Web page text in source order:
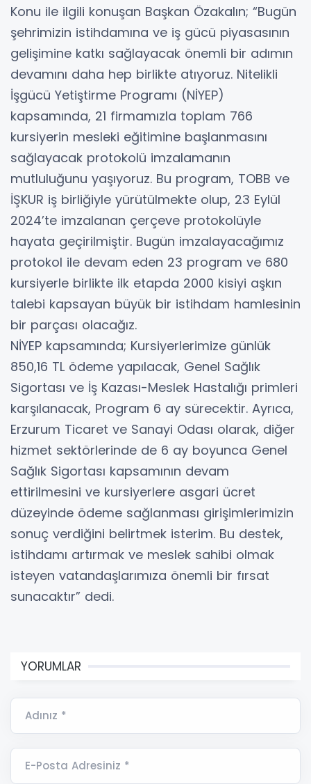
Konu ile ilgili konuşan Başkan Özakalın; “Bugün
şehrimizin istihdamına ve iş gücü piyasasının
gelişimine katkı sağlayacak önemli bir adımın
devamını daha hep birlikte atıyoruz. Nitelikli
İşgücü Yetiştirme Programı (NİYEP)
kapsamında, 21 firmamızla toplam 766
kursiyerin mesleki eğitimine başlanmasını
sağlayacak protokolü imzalamanın
mutluluğunu yaşıyoruz. Bu program, TOBB ve
İŞKUR iş birliğiyle yürütülmekte olup, 23 Eylül
2024’te imzalanan çerçeve protokolüyle
hayata geçirilmiştir. Bugün imzalayacağımız
protokol ile devam eden 23 program ve 680
kursiyerle birlikte ilk etapda 2000 kisiyi aşkın
talebi kapsayan büyük bir istihdam hamlesinin
bir parçası olacağız.
NİYEP kapsamında; Kursiyerlerimize günlük
850,16 TL ödeme yapılacak, Genel Sağlık
Sigortası ve İş Kazası-Meslek Hastalığı primleri
karşılanacak, Program 6 ay sürecektir. Ayrıca,
Erzurum Ticaret ve Sanayi Odası olarak, diğer
hizmet sektörlerinde de 6 ay boyunca Genel
Sağlık Sigortası kapsamının devam
ettirilmesini ve kursiyerlere asgari ücret
düzeyinde ödeme sağlanması girişimlerimizin
sonuç verdiğini belirtmek isterim. Bu destek,
istihdamı artırmak ve meslek sahibi olmak
isteyen vatandaşlarımıza önemli bir fırsat
sunacaktır” dedi.
YORUMLAR
Adınız *
E-Posta Adresiniz *